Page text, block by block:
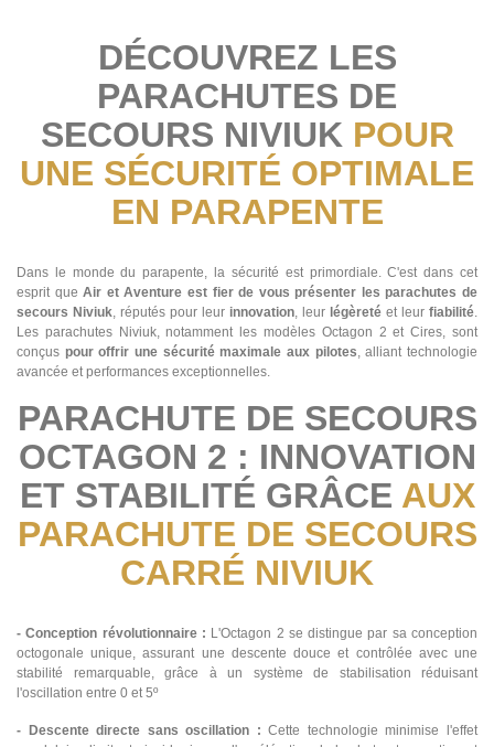
DÉCOUVREZ LES
PARACHUTES DE
SECOURS NIVIUK POUR
UNE SÉCURITÉ OPTIMALE
EN PARAPENTE
Dans le monde du parapente, la sécurité est primordiale. C'est dans cet
esprit queAir et Aventure est fier de vous présenter les parachutes de
secours Niviuk, réputés pour leur innovation, leur légèreté et leur fiabilité.
Les parachutes Niviuk, notamment les modèles Octagon 2 et Cires, sont
conçus pour offrir une sécurité maximale aux pilotes, alliant technologie
avancée et performances exceptionnelles.
PARACHUTE DE SECOURS
OCTAGON 2 : INNOVATION
ET STABILITÉ GRÂCE AUX
PARACHUTE DE SECOURS
CARRÉ NIVIUK
- Conception révolutionnaire : L'Octagon 2 se distingue par sa conception
octogonale unique, assurant une descente douce et contrôlée avec une
stabilité remarquable, grâce à un système de stabilisation réduisant
l'oscillation entre 0 et 5º​
- Descente directe sans oscillation : Cette technologie minimise l'effet